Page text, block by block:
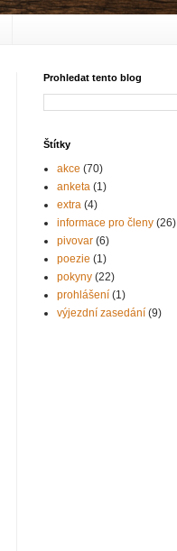
Prohledat tento blog
Štítky
akce (70)
anketa (1)
extra (4)
informace pro členy (26)
pivovar (6)
poezie (1)
pokyny (22)
prohlášení (1)
výjezdní zasedání (9)